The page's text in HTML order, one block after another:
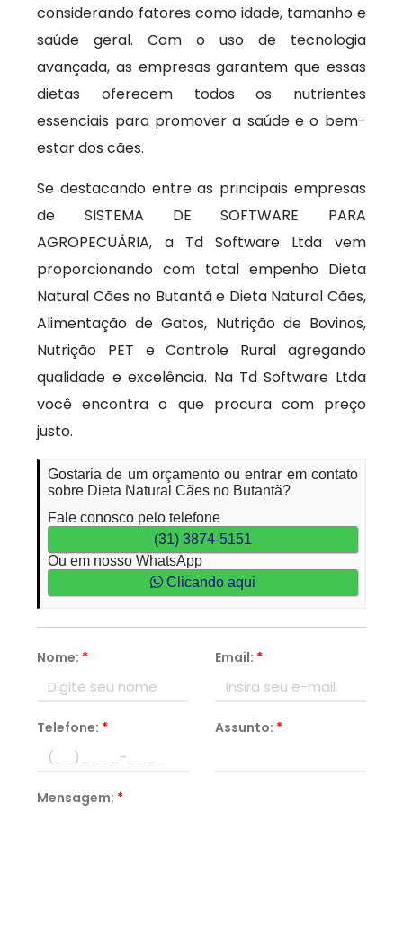
considerando fatores como idade, tamanho e
saúde geral. Com o uso de tecnologia
avançada, as empresas garantem que essas
dietas oferecem todos os nutrientes
essenciais para promover a saúde e o bem-
estar dos cães.
Se destacando entre as principais empresas
de SISTEMA DE SOFTWARE PARA
AGROPECUÁRIA, a Td Software Ltda vem
proporcionando com total empenho Dieta
Natural Cães no Butantã e Dieta Natural Cães,
Alimentação de Gatos, Nutrição de Bovinos,
Nutrição PET e Controle Rural agregando
qualidade e excelência. Na Td Software Ltda
você encontra o que procura com preço
justo.
Gostaria de um orçamento ou entrar em contato
sobre Dieta Natural Cães no Butantã?
Fale conosco pelo telefone
(31) 3874-5151
Ou em nosso WhatsApp
Clicando aqui
Nome: * Email: *
Telefone: * Assunto: *
Mensagem: *